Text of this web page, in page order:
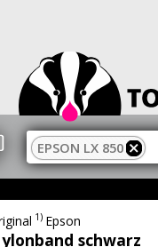
EPSON LX 850
1) Epson
schwarz